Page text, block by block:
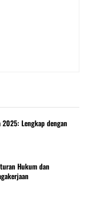
Lengkap dengan
Hukum dan